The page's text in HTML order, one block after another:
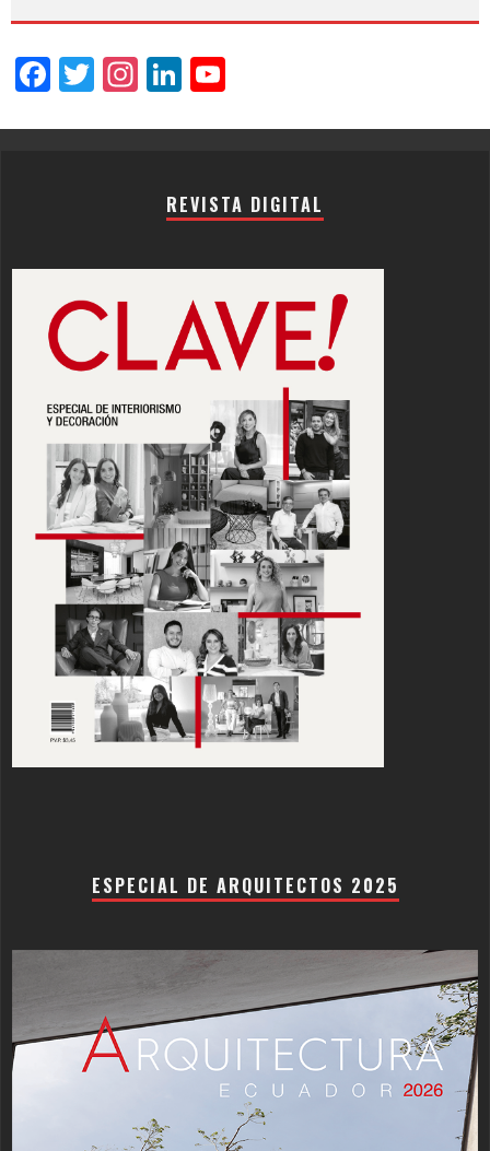
Facebook
Twitter
Instagram
LinkedIn
REVISTA DIGITAL
ESPECIAL DE ARQUITECTOS 2025